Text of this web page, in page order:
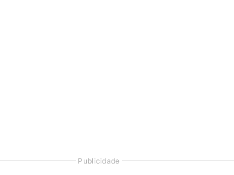
Publicidade